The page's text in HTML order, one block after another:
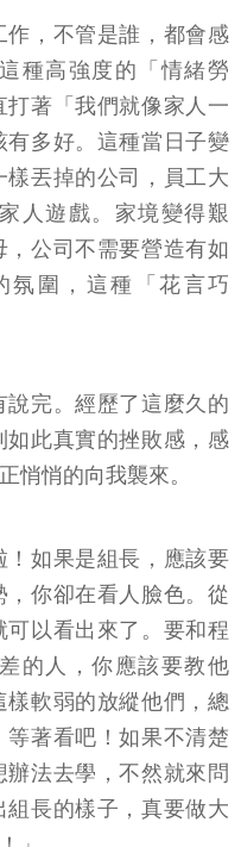
，不管是誰，都會感
種高強度的「情緒勞
著「我們就像家人一
多好。這種當日子變
丟掉的公司，員工大
人遊戲。家境變得艱
公司不需要營造有如
氛圍，這種「花言巧
完。經歷了這麼久的
如此真實的挫敗感，感
悄悄的向我襲來。
！如果是組長，應該要
你卻在看人臉色。從
以看出來了。要和程
的人，你應該要教他
軟弱的放縱他們，總
著看吧！如果不清楚
法去學，不然就來問
長的樣子，真要做大